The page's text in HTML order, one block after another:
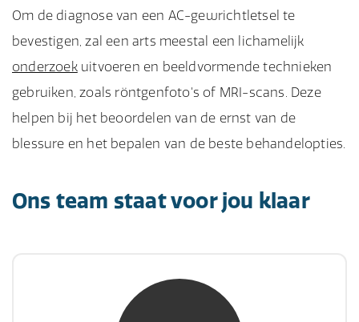
Om de diagnose van een AC-gewrichtletsel te
bevestigen, zal een arts meestal een lichamelijk
onderzoekuitvoeren en beeldvormende technieken
gebruiken, zoals röntgenfoto's of MRI-scans. Deze
helpen bij het beoordelen van de ernst van de
blessure en het bepalen van de beste behandelopties.
Ons team staat voor jou klaar
mw. mr. S. Gholamalian